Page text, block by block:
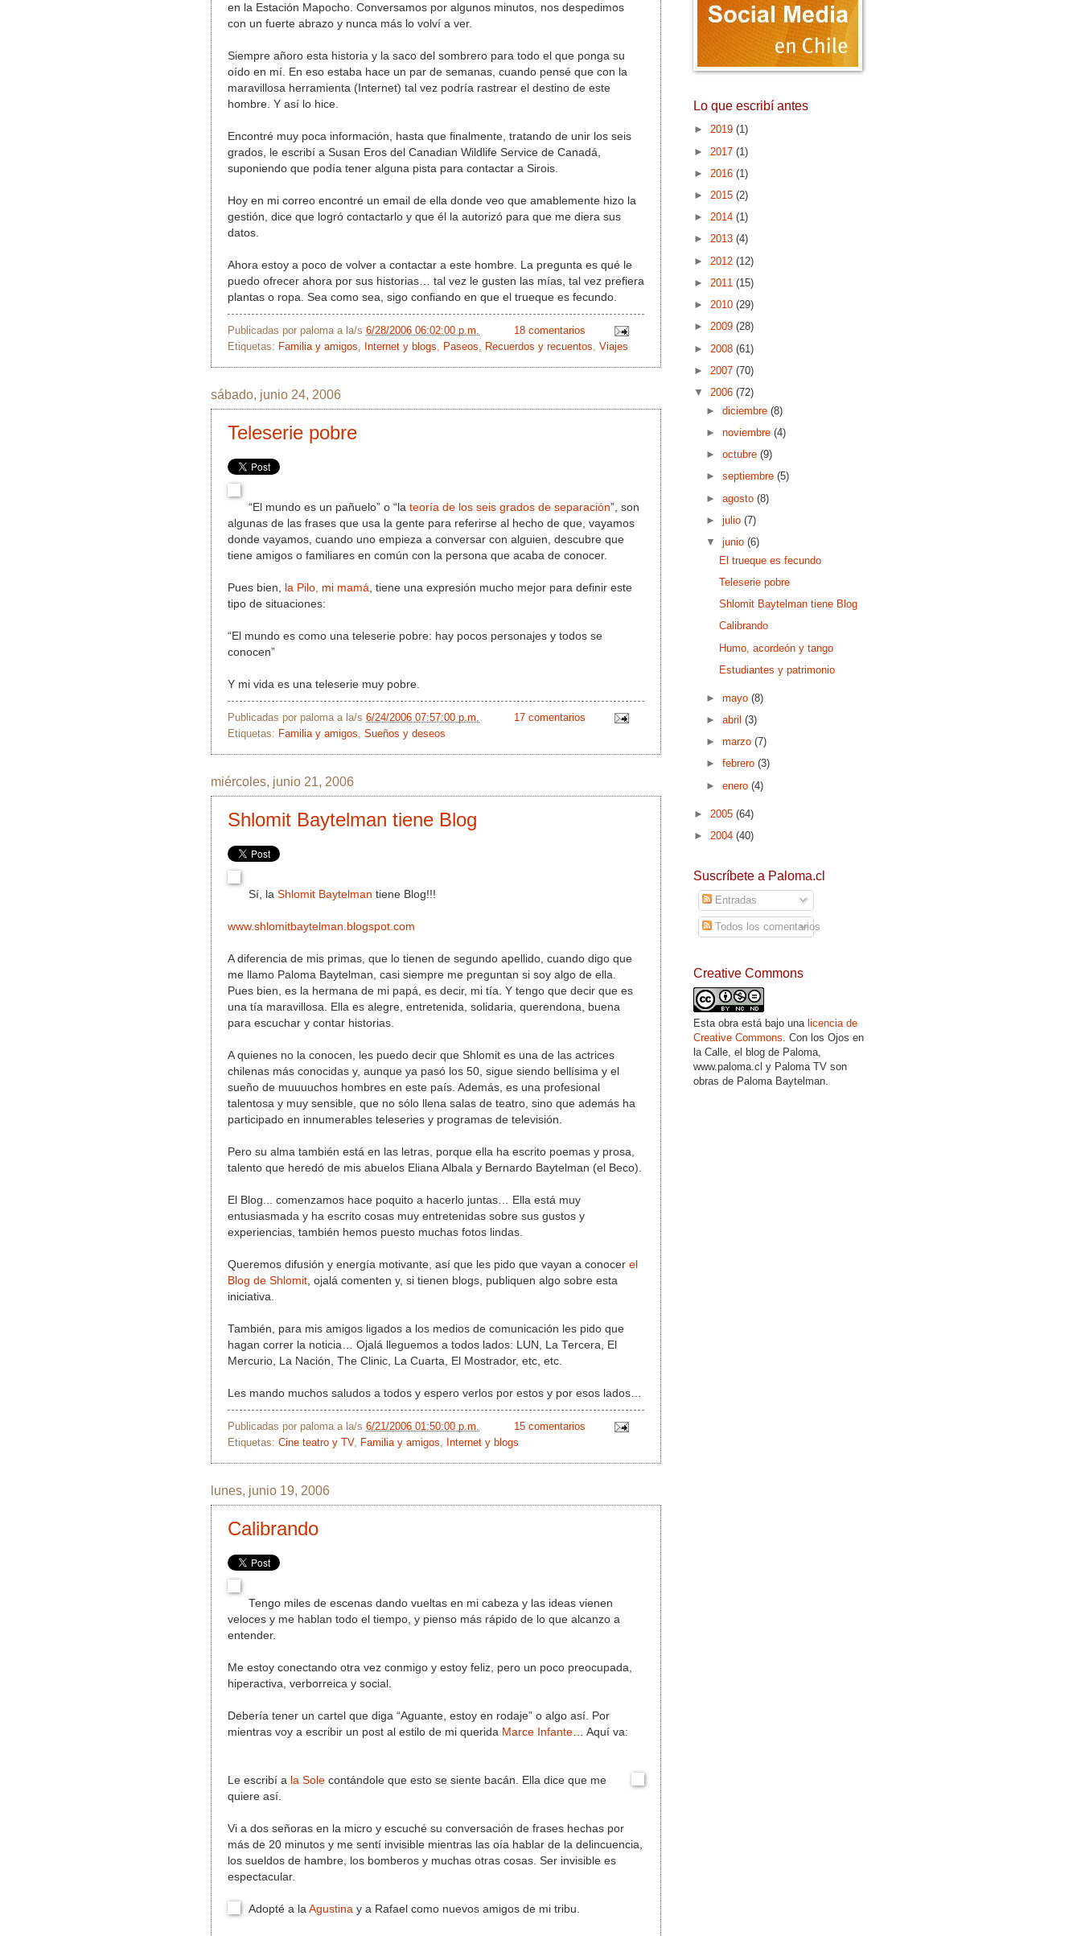
en la Estación Mapocho. Conversamos por algunos minutos, nos despedimos
con un fuerte abrazo y nunca más lo volví a ver.
Siempre añoro esta historia y la saco del sombrero para todo el que ponga su
oído en mí. En eso estaba hace un par de semanas, cuando pensé que con la
maravillosa herramienta (Internet) tal vez podría rastrear el destino de este
hombre. Y así lo hice.
Encontré muy poca información, hasta que finalmente, tratando de unir los seis
grados, le escribí a Susan Eros del Canadian Wildlife Service de Canadá,
suponiendo que podía tener alguna pista para contactar a Sirois.
Hoy en mi correo encontré un email de ella donde veo que amablemente hizo la
gestión, dice que logró contactarlo y que él la autorizó para que me diera sus
datos.
Ahora estoy a poco de volver a contactar a este hombre. La pregunta es qué le
puedo ofrecer ahora por sus historias… tal vez le gusten las mías, tal vez prefiera
plantas o ropa. Sea como sea, sigo confiando en que el trueque es fecundo.
Publicadas por paloma a la/s 6/28/2006 06:02:00 p.m.
18 comentarios
Etiquetas: Familia y amigos Internet y blogs Paseos Recuerdos y recuentos Viajes
sábado, junio 24, 2006
Teleserie pobre
“El mundo es un pañuelo” o “la teoría de los seis grados de separación”, son
algunas de las frases que usa la gente para referirse al hecho de que, vayamos
donde vayamos, cuando uno empieza a conversar con alguien, descubre que
tiene amigos o familiares en común con la persona que acaba de conocer.
Pues bien, la Pilo, mi mamá , tiene una expresión mucho mejor para definir este
tipo de situaciones:
“El mundo es como una teleserie pobre: hay pocos personajes y todos se
conocen”
Y mi vida es una teleserie muy pobre.
Publicadas por paloma a la/s 6/24/2006 07:57:00 p.m.
17 comentarios
Etiquetas: Familia y amigos Sueños y deseos
miércoles, junio 21, 2006
Shlomit Baytelman tiene Blog
Sí, la Shlomit Baytelman tiene Blog!!!
www.shlomitbaytelman.blogspot.com
A diferencia de mis primas, que lo tienen de segundo apellido, cuando digo que
me llamo Paloma Baytelman, casi siempre me preguntan si soy algo de ella.
Pues bien, es la hermana de mi papá, es decir, mi tía. Y tengo que decir que es
una tía maravillosa. Ella es alegre, entretenida, solidaria, querendona, buena
para escuchar y contar historias.
A quienes no la conocen, les puedo decir que Shlomit es una de las actrices
chilenas más conocidas y, aunque ya pasó los 50, sigue siendo bellísima y el
sueño de muuuuchos hombres en este país. Además, es una profesional
talentosa y muy sensible, que no sólo llena salas de teatro, sino que además ha
participado en innumerables teleseries y programas de televisión.
Pero su alma también está en las letras, porque ella ha escrito poemas y prosa,
talento que heredó de mis abuelos Eliana Albala y Bernardo Baytelman (el Beco).
El Blog... comenzamos hace poquito a hacerlo juntas… Ella está muy
entusiasmada y ha escrito cosas muy entretenidas sobre sus gustos y
experiencias, también hemos puesto muchas fotos lindas.
Queremos difusión y energía motivante, así que les pido que vayan a conocer el
Blog de Shlomit , ojalá comenten y, si tienen blogs, publiquen algo sobre esta
iniciativa.
También, para mis amigos ligados a los medios de comunicación les pido que
hagan correr la noticia… Ojalá lleguemos a todos lados: LUN, La Tercera, El
Mercurio, La Nación, The Clinic, La Cuarta, El Mostrador, etc, etc.
Les mando muchos saludos a todos y espero verlos por estos y por esos lados…
Publicadas por paloma a la/s 6/21/2006 01:50:00 p.m.
15 comentarios
Etiquetas: Cine teatro y TV, Familia y amigos Internet y blogs
lunes, junio 19, 2006
Calibrando
Tengo miles de escenas dando vueltas en mi cabeza y las ideas vienen
veloces y me hablan todo el tiempo, y pienso más rápido de lo que alcanzo a
entender.
Me estoy conectando otra vez conmigo y estoy feliz, pero un poco preocupada,
hiperactiva, verborreica y social.
Debería tener un cartel que diga “Aguante, estoy en rodaje” o algo así. Por
mientras voy a escribir un post al estilo de mi querida Marce Infante … Aquí va:
Le escribí a la Sole contándole que esto se siente bacán. Ella dice que me
quiere así.
Vi a dos señoras en la micro y escuché su conversación de frases hechas por
más de 20 minutos y me sentí invisible mientras las oía hablar de la delincuencia,
los sueldos de hambre, los bomberos y muchas otras cosas. Ser invisible es
espectacular.
Adopté a la Agustina y a Rafael como nuevos amigos de mi tribu.
Lo que escribí antes
► 2019 (1)
► 2017 (1)
► 2016 (1)
► 2015 (2)
► 2014 (1)
► 2013 (4)
► 2012 (12)
► 2011 (15)
► 2010 (29)
► 2009 (28)
► 2008 (61)
► 2007 (70)
▼ 2006 (72)
►diciembre(8)
►noviembre(4)
►octubre(9)
►septiembre(5)
►agosto(8)
►julio(7)
▼junio(6)
El trueque es fecundo
Teleserie pobre
Shlomit Baytelman tiene Blog
Calibrando
Humo, acordeón y tango
Estudiantes y patrimonio
►mayo(8)
►abril(3)
►marzo(7)
►febrero(3)
►enero(4)
► 2005 (64)
► 2004 (40)
Suscríbete a Paloma.cl
Entradas
Todos los comentarios
Creative Commons
Esta obra está bajo una licencia de
Creative Commons. Con los Ojos en
la Calle, el blog de Paloma,
www.paloma.cl y Paloma TV son
obras de Paloma Baytelman.